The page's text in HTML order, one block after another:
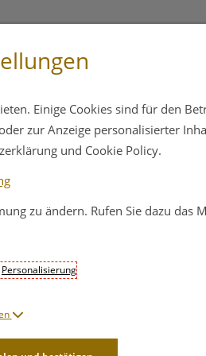
Shampoo
16,80 EUR
Einige Cookies sind für den
zur Anzeige personalisierter
und Cookie Policy.
zu ändern. Rufen Sie dazu das
Personalisierung